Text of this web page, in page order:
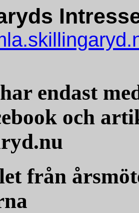
endast
och
från